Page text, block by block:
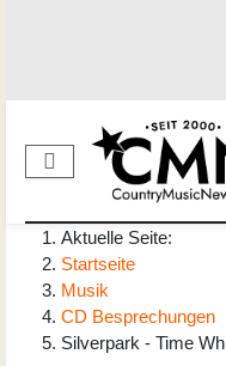
Aktuelle Seite:
Startseite
Musik
CD Besprechungen
Silverpark - Time